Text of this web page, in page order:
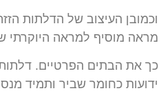
וכמובן העיצוב של הדלתות
מראה מוסיף למראה היוקרתי
כך את הבתים הפרטיים.
ידועות כחומר שביר ותמיד